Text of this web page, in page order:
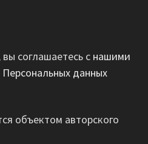
соглашаетесь с нашими
данных
объектом авторского